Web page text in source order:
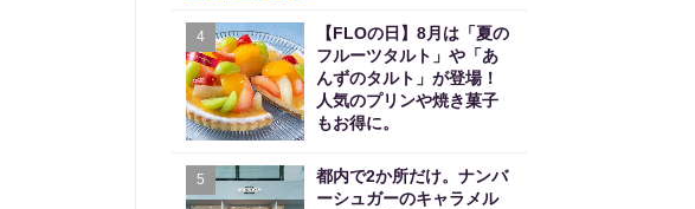
4
【FLOの日】8月は「夏の
フルーツタルト」や「あ
んずのタルト」が登場！
人気のプリンや焼き菓子
もお得に。
5
都内で2か所だけ。ナンバ
ーシュガーのキャラメル